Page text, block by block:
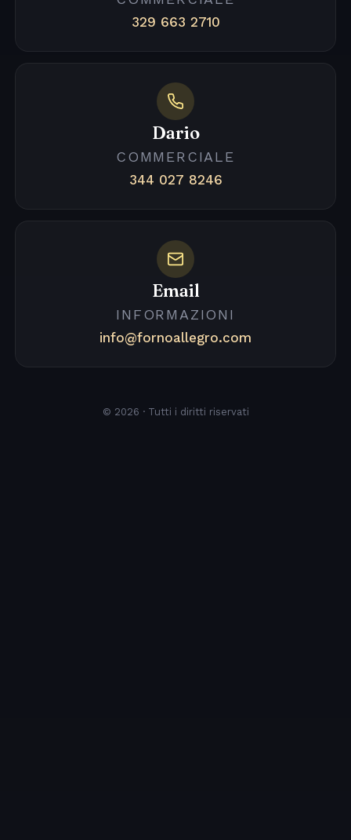
329 663 2710
Dario
COMMERCIALE
344 027 8246
Email
INFORMAZIONI
info@fornoallegro.com
© 2026 · Tutti i diritti riservati